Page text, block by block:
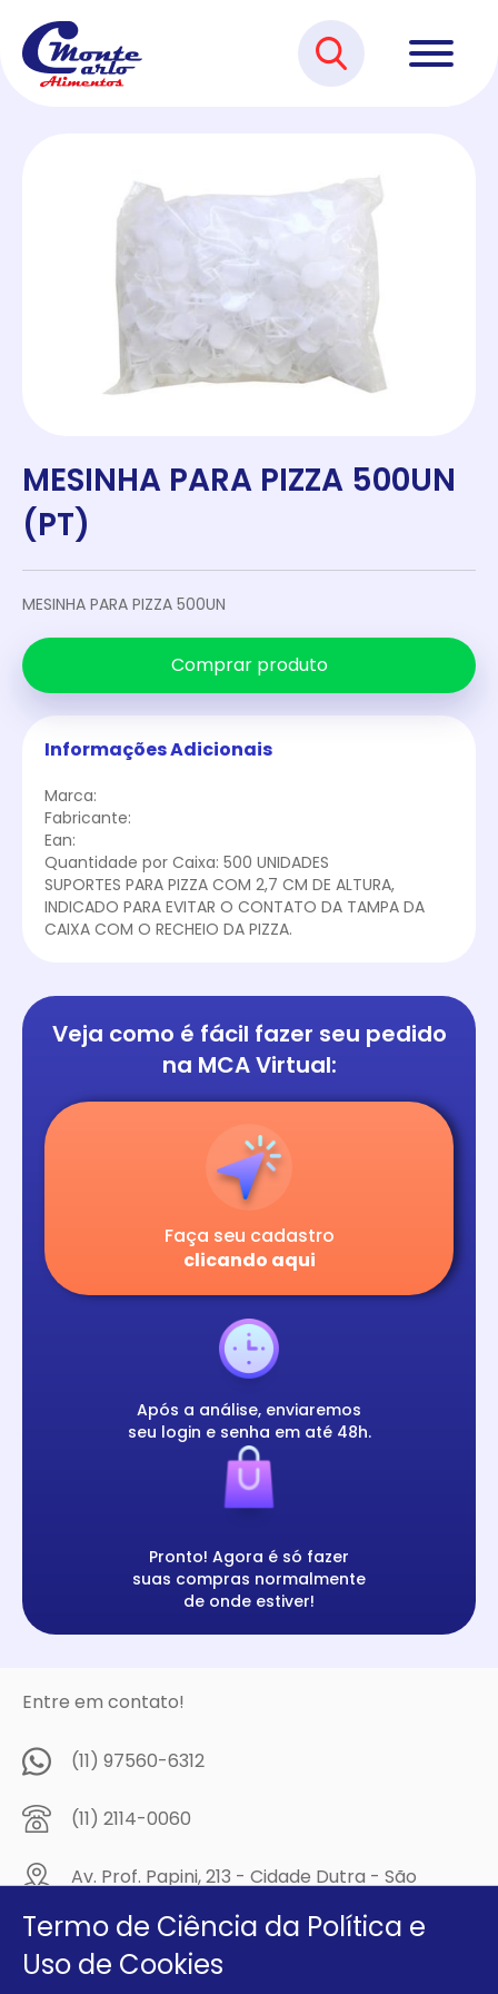
MESINHA PARA PIZZA 500UN
(PT)
MESINHA PARA PIZZA 500UN
Comprar produto
Informações Adicionais
Marca:
Fabricante:
Ean:
Quantidade por Caixa: 500 UNIDADES
SUPORTES PARA PIZZA COM 2,7 CM DE ALTURA,
INDICADO PARA EVITAR O CONTATO DA TAMPA DA
CAIXA COM O RECHEIO DA PIZZA.
Veja como é fácil fazer seu pedido
na MCA Virtual:
Faça seu cadastro
clicando aqui
Após a análise, enviaremos
seu login e senha em até 48h.
Pronto! Agora é só fazer
suas compras normalmente
de onde estiver!
Entre em contato!
(11) 97560-6312
(11) 2114-0060
Av. Prof. Papini, 213 - Cidade Dutra - São
Compre na
MCA Virtual!
Termo de Ciência da Política e
Uso de Cookies